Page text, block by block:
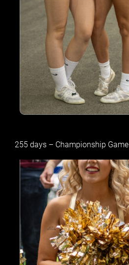
255 days – Championship Game